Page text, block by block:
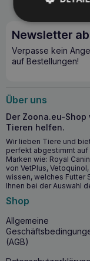
Mo.
Newsletter
Verpasse kein
auf Bestellungen!
Über uns
Der Zoona.eu-
Tieren helfen.
Wir lieben Tiere und
perfekt abgestimmt auf
Marken wie: Royal
von VetPlus,
wissen, welches Futter
Ihnen bei der Auswahl
Shop
Allgemeine
(AGB)